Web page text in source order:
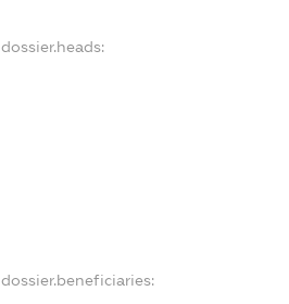
dossier.heads:
dossier.beneficiaries: